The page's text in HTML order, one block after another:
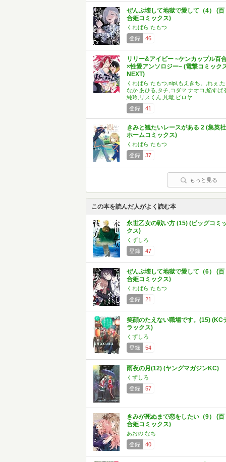
ぜんぶ壊して地獄で愛して（4） (百
合姫コミックス)
くわばら たもつ
登録
46
リリー&アイビー ~ケンカップル百
×性愛アンソロジー~ (電撃コミック
NEXT)
くわばら たもつ,nipi,もえきち。,れぇ,た
なか あひる,タチ,コダマ ナオコ,焔すば
純玲,リスくん,凡竜,ピロヤ
登録
41
きみと観たいレースがある 2 (集英社
ホームコミックス)
くわばら たもつ
登録
37
もっと見る
この本を読んだ人がよく読む本
永世乙女の戦い方 (15) (ビッグコミ
クス)
くずしろ
登録
47
ぜんぶ壊して地獄で愛して（6） (百
合姫コミックス)
くわばら たもつ
登録
21
笑顔のたえない職場です。(15) (KC
ラックス)
くずしろ
登録
54
雨夜の月(12) (ヤングマガジンKC)
くずしろ
登録
57
きみが死ぬまで恋をしたい（9） (百
合姫コミックス)
あおの なち
登録
40